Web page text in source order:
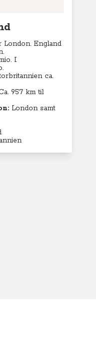
London. England
I
ca.
957 km til
London samt